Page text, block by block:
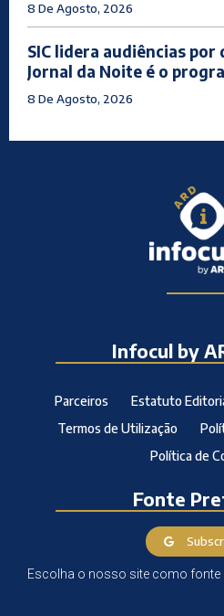
8 De Agosto, 2026
SIC lidera audiências
Jornal da Noite é o
8 De Agosto, 2026
Infocul by
Parceiros Estatuto
Termos de Utilização
Política de
Fonte
Escolha o nosso site como fonte